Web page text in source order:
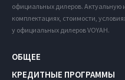
официальных дилеров.
комплектациях, стоимости,
у официальных дилеров VOYAH.
ОБЩЕЕ
КРЕДИТНЫЕ ПРОГРАММЫ